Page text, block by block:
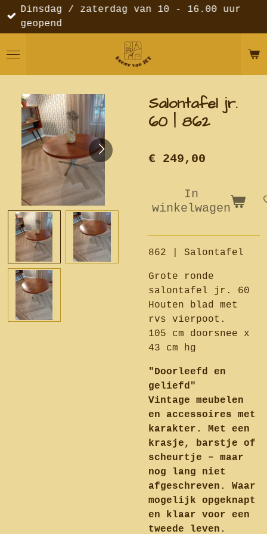
Ga
direct
de
Dinsdag / zaterdag van 10 - 16.00 uur
geopend
Salontafel jr.
60 | 862
€ 249,00
In
winkelwagen
862 | Salontafel
Grote ronde
salontafel jr. 60
Houten blad met
rvs vierpoot.
105 cm doorsnee x
43 cm hg
"Doorleefd en
geliefd"
Vintage meubelen
en accessoires met
karakter. Met een
krasje, barstje of
scheurtje – maar
nog lang niet
afgeschreven. Waar
mogelijk opgeknapt
en klaar voor een
tweede leven.